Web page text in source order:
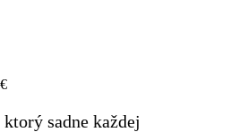
€
sadne každej